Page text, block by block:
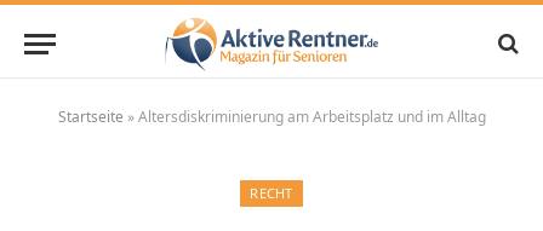
Startseite »Altersdiskriminierung am Arbeitsplatz und im Alltag
RECHT